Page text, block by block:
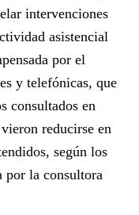
intervenciones
asistencial
por el
y telefónicas, que
consultados en
reducirse en
según los
por la consultora